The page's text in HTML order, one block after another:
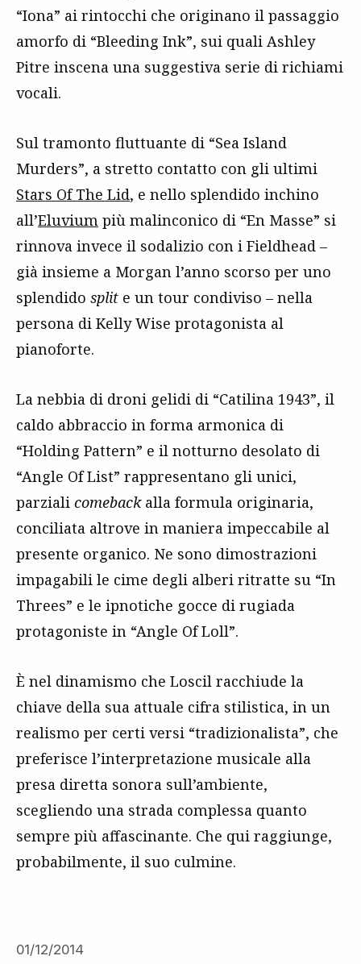
“Iona” ai rintocchi che originano il passaggio
amorfo di “Bleeding Ink”, sui quali Ashley
Pitre inscena una suggestiva serie di richiami
vocali.
Sul tramonto fluttuante di “Sea Island
Murders”, a stretto contatto con gli ultimi
Stars Of The Lid, e nello splendido inchino
all’Eluvium più malinconico di “En Masse” si
rinnova invece il sodalizio con i Fieldhead –
già insieme a Morgan l’anno scorso per uno
splendido split e un tour condiviso – nella
persona di Kelly Wise protagonista al
pianoforte.
La nebbia di droni gelidi di “Catilina 1943”, il
caldo abbraccio in forma armonica di
“Holding Pattern” e il notturno desolato di
“Angle Of List” rappresentano gli unici,
parziali comebackalla formula originaria,
conciliata altrove in maniera impeccabile al
presente organico. Ne sono dimostrazioni
impagabili le cime degli alberi ritratte su “In
Threes” e le ipnotiche gocce di rugiada
protagoniste in “Angle Of Loll”.
È nel dinamismo che Loscil racchiude la
chiave della sua attuale cifra stilistica, in un
realismo per certi versi “tradizionalista”, che
preferisce l’interpretazione musicale alla
presa diretta sonora sull’ambiente,
scegliendo una strada complessa quanto
sempre più affascinante. Che qui raggiunge,
probabilmente, il suo culmine.
01/12/2014